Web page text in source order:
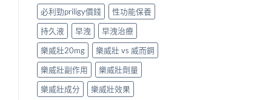
必利勁priligy價錢
性功能保養
持久液
早洩
早洩治療
樂威壯20mg
樂威壯 vs 威而鋼
樂威壯副作用
樂威壯劑量
樂威壯成分
樂威壯效果